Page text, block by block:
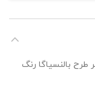
طرح بالنسیاگا رنگ